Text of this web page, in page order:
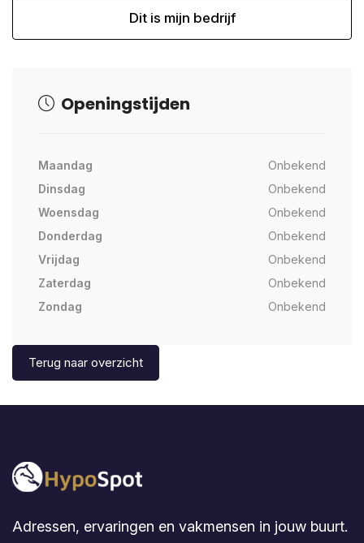
Dit is mijn bedrijf
Openingstijden
Maandag
Onbekend
Dinsdag
Onbekend
Woensdag
Onbekend
Donderdag
Onbekend
Vrijdag
Onbekend
Zaterdag
Onbekend
Zondag
Onbekend
Terug naar overzicht
Adressen, ervaringen en vakmensen in jouw buurt.